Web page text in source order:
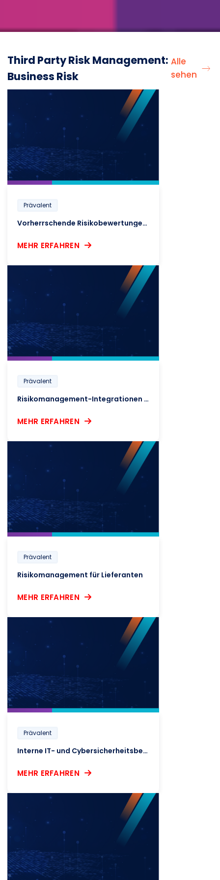
Third Party Risk Management:
Business Risk
Alle
sehen
Prävalent
Vorherrschende Risikobewertungen für Anbieter und Lieferanten
MEHR ERFAHREN
Prävalent
Risikomanagement-Integrationen von Drittanbietern
MEHR ERFAHREN
Prävalent
Risikomanagement für Lieferanten
MEHR ERFAHREN
Prävalent
Interne IT- und Cybersicherheitsbewertung
MEHR ERFAHREN